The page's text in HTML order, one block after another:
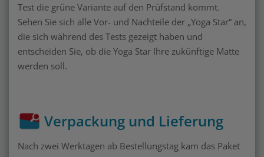
Test die grüne Variante auf den Prüfstand kommt.
Sehen Sie sich alle Vor- und Nachteile der „Yoga Star“ an,
die sich während des Tests gezeigt haben und
entscheiden Sie, ob die Yoga Star Ihre zukünftige Matte
werden soll.
Verpackung und Lieferung
Nach zwei Werktagen ab Bestellungstag kam das Paket